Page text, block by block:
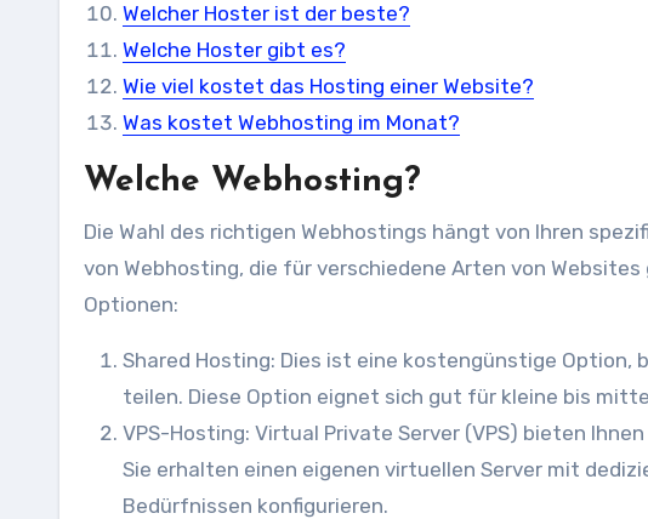
Welcher Hoster ist der beste?
Welche Hoster gibt es?
Wie viel kostet das Hosting einer Website?
Was kostet Webhosting im Monat?
Welche Webhosting?
Die Wahl des richtigen Webhostings hängt von Ihren
von Webhosting, die für verschiedene Arten von
Optionen:
Shared Hosting: Dies ist eine kostengünstige Option,
teilen. Diese Option eignet sich gut für kleine bis
VPS-Hosting: Virtual Private Server (VPS) bieten
Sie erhalten einen eigenen virtuellen Server mit
Bedürfnissen konfigurieren.